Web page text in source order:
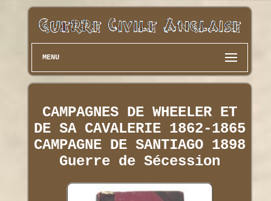
MENU
CAMPAGNES DE WHEELER ET
DE SA CAVALERIE 1862-1865
CAMPAGNE DE SANTIAGO 1898
Guerre de Sécession